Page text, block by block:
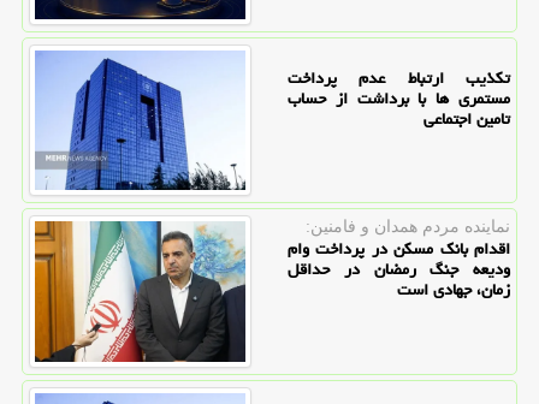
تکذیب ارتباط عدم پرداخت
مستمری ها با برداشت از حساب
تامین اجتماعی
نماینده مردم همدان و فامنین:
اقدام بانک مسکن در پرداخت وام
ودیعه جنگ رمضان در حداقل
زمان، جهادی است